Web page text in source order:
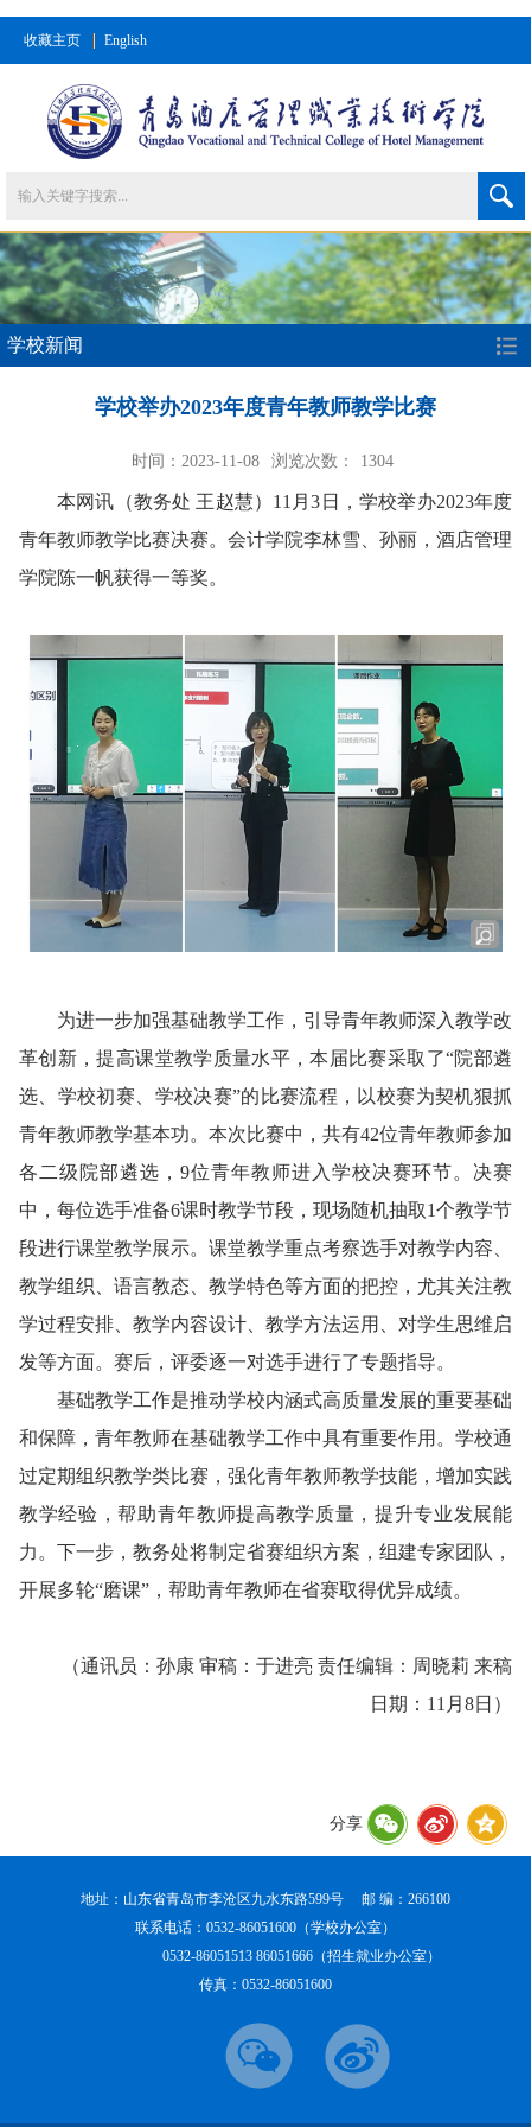
收藏主页 English
学校新闻
学校举办2023年度青年教师教学比赛
时间：2023-11-08 浏览次数： 1304
本网讯 （教务处 王赵慧） 11月3日，学校举办2023年度
青年教师教学比赛决赛。会计学院李林雪、孙丽，酒店管理
学院陈一帆获得一等奖。
为进一步加强基础教学工作，引导青年教师深入教学改
革创新，提高课堂教学质量水平，本届比赛采取了“院部遴
选、学校初赛、学校决赛”的比赛流程，以校赛为契机狠抓
青年教师教学基本功。本次比赛中，共有42位青年教师参加
各二级院部遴选，9位青年教师进入学校决赛环节。决赛
中，每位选手准备6课时教学节段，现场随机抽取1个教学节
段进行课堂教学展示。课堂教学重点考察选手对教学内容、
教学组织、语言教态、教学特色等方面的把控，尤其关注教
学过程安排、教学内容设计、教学方法运用、对学生思维启
发等方面。赛后，评委逐一对选手进行了专题指导。
基础教学工作是推动学校内涵式高质量发展的重要基础
和保障，青年教师在基础教学工作中具有重要作用。学校通
过定期组织教学类比赛，强化青年教师教学技能，增加实践
教学经验，帮助青年教师提高教学质量，提升专业发展能
力。下一步，教务处将制定省赛组织方案，组建专家团队，
开展多轮“磨课”，帮助青年教师在省赛取得优异成绩。
（通讯员：孙康 审稿：于进亮 责任编辑：周晓莉 来稿
日期：11月8日）
分享
地址：山东省青岛市李沧区九水东路599号 邮 编：266100
联系电话：0532-86051600（学校办公室）
0532-86051513 86051666（招生就业办公室）
传真：0532-86051600